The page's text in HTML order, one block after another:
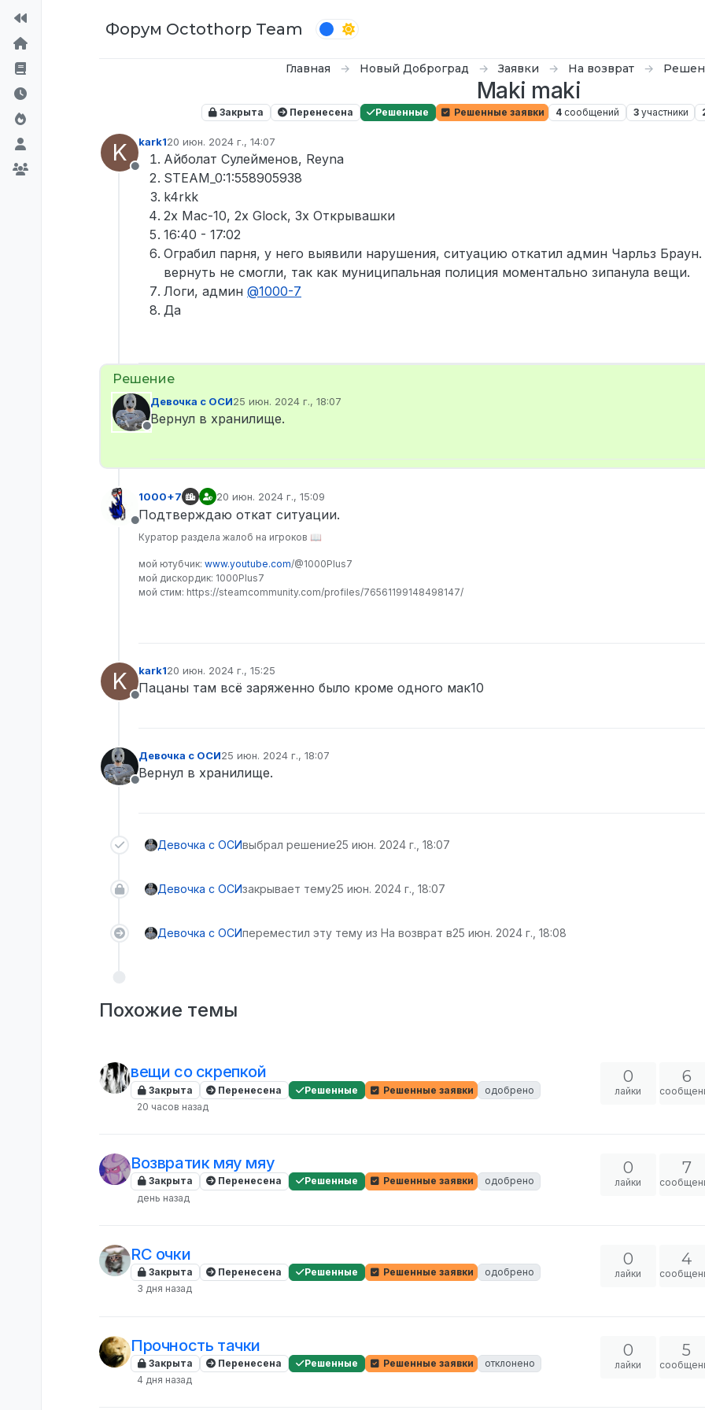
Форум Octothorp Team
Главная Новый Доброград Заявки На возврат
Maki maki
Закрыта Перенесена Решенные Решенные заявки 4 сообщений 3 участники
K
Не в сети
kark120 июн. 2024 г., 14:07
отредактировано
Айболат Сулейменов, Reyna
STEAM_0:1:558905938
k4rkk
2x Mac-10, 2x Glock, 3x Открывашки
16:40 - 17:02
Ограбил парня, у него выявили нарушения, ситуацию откатил админ Чарльз
вернуть не смогли, так как муниципальная полиция моментально зипанула вещи.
Логи, админ @1000-7
Да
Не в сети
Девочка с ОСИ25 июн. 2024 г., 18:07
отредактировано
Вернул в хранилище.
Не в сети
1000+7 20 июн. 2024 г., 15:09
отредактировано
Подтверждаю откат ситуации.
Куратор раздела жалоб на игроков 📖
мой ютубчик: www.youtube.com/@1000Plus7
мой дискордик: 1000Plus7
мой стим: https://steamcommunity.com/profiles/76561199148498147/
K
Не в сети
kark120 июн. 2024 г., 15:25
отредактировано
Пацаны там всё заряженно было кроме одного мак10
Не в сети
Девочка с ОСИ25 июн. 2024 г., 18:07
отредактировано
Вернул в хранилище.
Девочка с ОСИвыбрал решение25 июн. 2024 г., 18:07
Девочка с ОСИзакрывает тему25 июн. 2024 г., 18:07
Девочка с ОСИпереместил эту тему из На возврат в25 июн. 2024 г., 18:08
Похожие темы
вещи со скрепкой
Закрыта Перенесена Решенные Решенные заявки
одобрено
20 часов назад
0
лайки
6
Возвратик мяу мяу
Закрыта Перенесена Решенные Решенные заявки
одобрено
день назад
0
лайки
7
RC очки
Закрыта Перенесена Решенные Решенные заявки
одобрено
3 дня назад
0
лайки
4
Прочность тачки
Закрыта Перенесена Решенные Решенные заявки
отклонено
4 дня назад
0
лайки
5